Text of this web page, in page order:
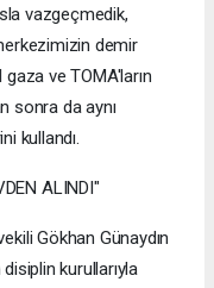
vazgeçmedik,
demir
gaza ve TOMA'ların
sonra da aynı
kullandı.
ALINDI"
Gökhan Günaydın
kurullarıyla